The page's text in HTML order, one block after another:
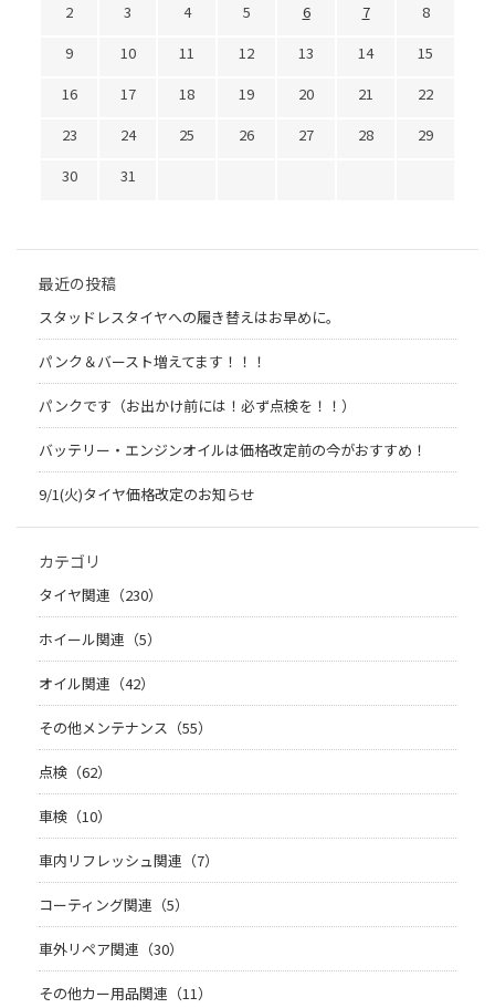
2
3 4 5 6 7
8
9
10 11 12 13 14
15
16
17 18 19 20 21
22
23
24 25 26 27 28
29
30
31
最近の投稿
スタッドレスタイヤへの履き替えはお早めに。
パンク＆バースト増えてます！！！
パンクです（お出かけ前には！必ず点検を！！）
バッテリー・エンジンオイルは価格改定前の今がおすすめ！
9/1(火)タイヤ価格改定のお知らせ
カテゴリ
タイヤ関連（230）
ホイール関連（5）
オイル関連（42）
その他メンテナンス（55）
点検（62）
車検（10）
車内リフレッシュ関連（7）
コーティング関連（5）
車外リペア関連（30）
その他カー用品関連（11）